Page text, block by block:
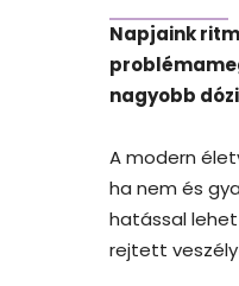
Napjaink
nagyobb
A modern
ha nem és
hatással
rejtett